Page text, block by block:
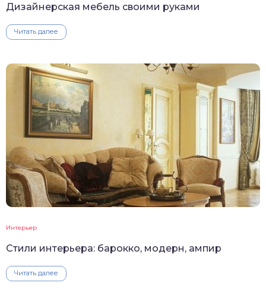
Дизайнерская мебель своими руками
Читать далее
Интерьер
Стили интерьера: барокко, модерн, ампир
Читать далее